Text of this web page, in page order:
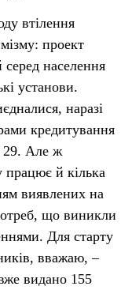
втілення
проект
населення
установи.
наразі
кредитування
29. Але ж
працює й кілька
виявлених на
що виникли
Для старту
вважаю, –
видано 155